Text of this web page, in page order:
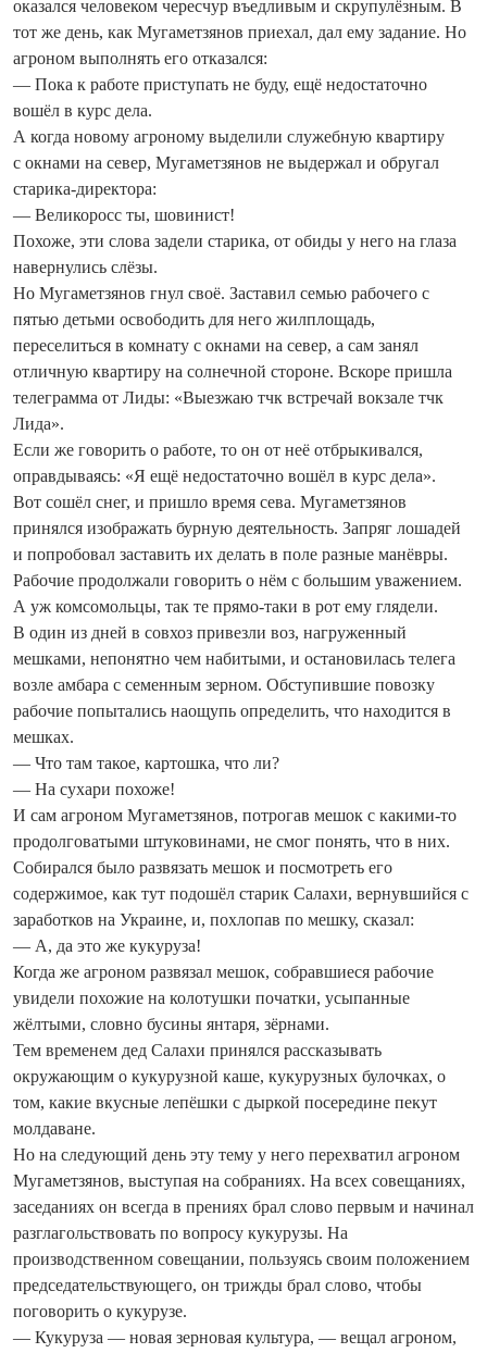
оказался человеком чересчур въедливым и скрупулёзным. В
тот же день, как Мугаметзянов приехал, дал ему задание. Но
агроном выполнять его отказался:
— Пока к работе приступать не буду, ещё недостаточно
вошёл в курс дела.
А когда новому агроному выделили служебную квартиру
с окнами на север, Мугаметзянов не выдержал и обругал
старика‑директора:
— Великоросс ты, шовинист!
Похоже, эти слова задели старика, от обиды у него на глаза
навернулись слёзы.
Но Мугаметзянов гнул своё. Заставил семью рабочего с
пятью детьми освободить для него жилплощадь,
переселиться в комнату с окнами на север, а сам занял
отличную квартиру на солнечной стороне. Вскоре пришла
телеграмма от Лиды: «Выезжаю тчк встречай вокзале тчк
Лида».
Если же говорить о работе, то он от неё отбрыкивался,
оправдываясь: «Я ещё недостаточно вошёл в курс дела».
Вот сошёл снег, и пришло время сева. Мугаметзянов
принялся изображать бурную деятельность. Запряг лошадей
и попробовал заставить их делать в поле разные манёвры.
Рабочие продолжали говорить о нём с большим уважением.
А уж комсомольцы, так те прямо-таки в рот ему глядели.
В один из дней в совхоз привезли воз, нагруженный
мешками, непонятно чем набитыми, и остановилась телега
возле амбара с семенным зерном. Обступившие повозку
рабочие попытались наощупь определить, что находится в
мешках.
— Что там такое, картошка, что ли?
— На сухари похоже!
И сам агроном Мугаметзянов, потрогав мешок с какими-то
продолговатыми штуковинами, не смог понять, что в них.
Собирался было развязать мешок и посмотреть его
содержимое, как тут подошёл старик Салахи, вернувшийся с
заработков на Украине, и, похлопав по мешку, сказал:
— А, да это же кукуруза!
Когда же агроном развязал мешок, собравшиеся рабочие
увидели похожие на колотушки початки, усыпанные
жёлтыми, словно бусины янтаря, зёрнами.
Тем временем дед Салахи принялся рассказывать
окружающим о кукурузной каше, кукурузных булочках, о
том, какие вкусные лепёшки с дыркой посередине пекут
молдаване.
Но на следующий день эту тему у него перехватил агроном
Мугаметзянов, выступая на собраниях. На всех совещаниях,
заседаниях он всегда в прениях брал слово первым и начинал
разглагольствовать по вопросу кукурузы. На
производственном совещании, пользуясь своим положением
председательствующего, он трижды брал слово, чтобы
поговорить о кукурузе.
— Кукуруза — новая зерновая культура, — вещал агроном,